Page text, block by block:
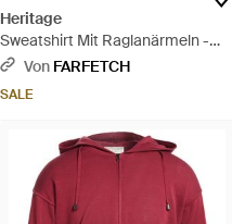
Heritage
Sweatshirt Mit Raglanärmeln -
BlauVon FARFETCH
SALE